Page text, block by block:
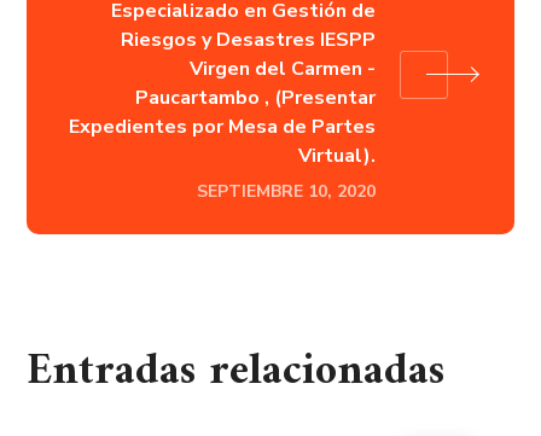
Especializado en Gestión de
Riesgos y Desastres IESPP
Virgen del Carmen -
Paucartambo , (Presentar
Expedientes por Mesa de Partes
Virtual).
SEPTIEMBRE 10, 2020
Entradas relacionadas